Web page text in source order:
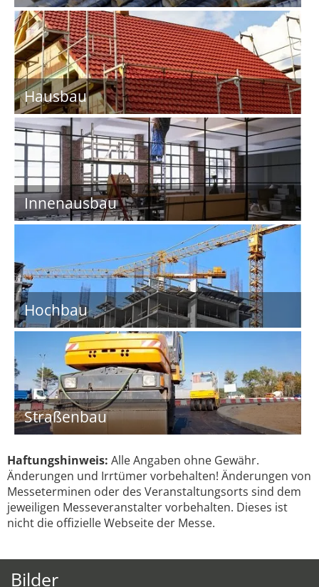
Hausbau
Innenausbau
Hochbau
Straßenbau
Haftungshinweis: Alle Angaben ohne Gewähr.
Änderungen und Irrtümer vorbehalten! Änderungen von
Messeterminen oder des Veranstaltungsorts sind dem
jeweiligen Messeveranstalter vorbehalten. Dieses ist
nicht die offizielle Webseite der Messe.
Bilder